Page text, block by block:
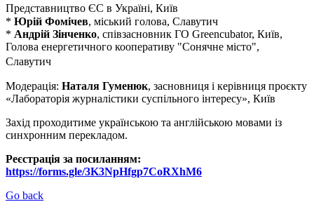
Представництво ЄС в Україні, Київ
* Юрій Фомічев, міський голова, Славутич
* Андрій Зінченко, співзасновник ГО Greencubator, Київ,
Голова енергетичного кооперативу "Сонячне місто",
Славутич
Модерація: Наталя Гуменюк, засновниця і керівниця проєкту
«Лабораторія журналістики суспільного інтересу», Київ
Захід проходитиме українською та англійською мовами iз
синхронним перекладом.
Реєстрація за посиланням:
https://forms.gle/3K3NpHfgp7CoRXhM6
Go back